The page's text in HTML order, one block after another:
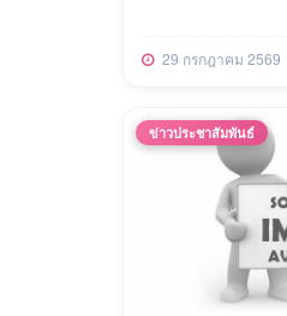
29 กรกฎาคม 2569
ข่าวประชาสัมพันธ์